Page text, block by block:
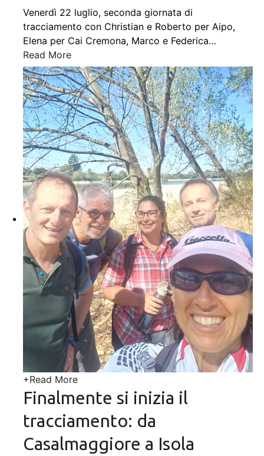
Venerdì 22 luglio, seconda giornata di
tracciamento con Christian e Roberto per Aipo,
Elena per Cai Cremona, Marco e Federica…
Read More
+Read More
Finalmente si inizia il
tracciamento: da
Casalmaggiore a Isola